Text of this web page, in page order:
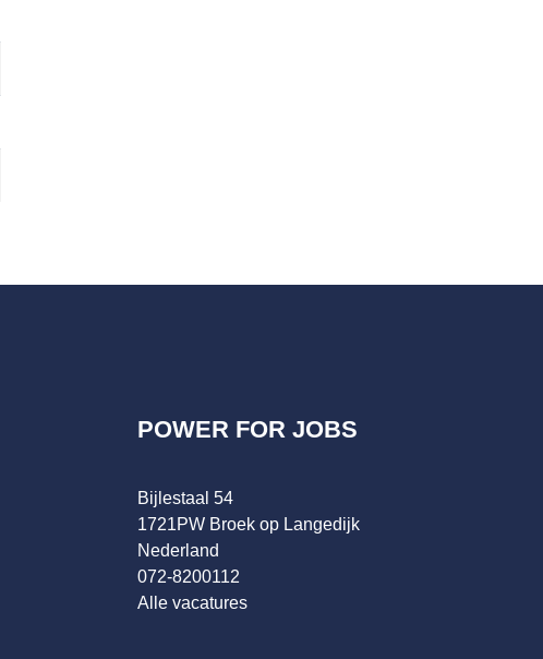
POWER FOR JOBS
Bijlestaal 54
1721PW Broek op Langedijk
Nederland
072-8200112
Alle vacatures